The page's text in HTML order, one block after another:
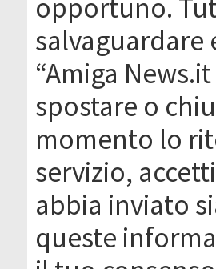
opportuno.
salvaguardare
“Amiga
spostare o
momento lo
servizio,
abbia inviato
queste